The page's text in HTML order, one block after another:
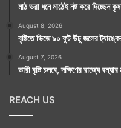
মাঠ ভরা ধনে মাঠেই নষ্ট করে দিচ্ছেন
August 8, 2026
বৃষ্টিতে ভিজে ৯০ ফুট উঁচু জলের
August 7, 2026
ভারী বৃষ্টি চলবে, দক্ষিণের রাজ্যে
REACH US